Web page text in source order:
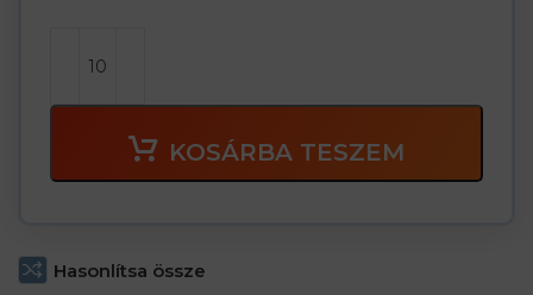
KOSÁRBA TESZEM
Hasonlítsa össze